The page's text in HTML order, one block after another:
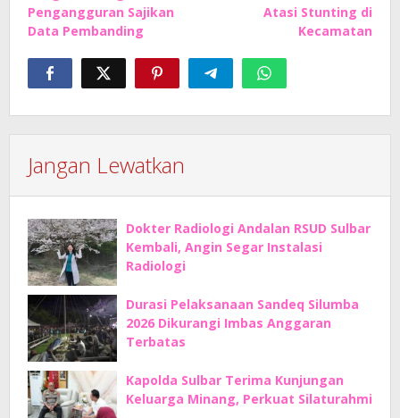
Pengangguran Sajikan
Data Pembanding
Atasi Stunting di
Kecamatan
Jangan Lewatkan
Dokter Radiologi Andalan RSUD Sulbar
Kembali, Angin Segar Instalasi
Radiologi
Durasi Pelaksanaan Sandeq Silumba
2026 Dikurangi Imbas Anggaran
Terbatas
Kapolda Sulbar Terima Kunjungan
Keluarga Minang, Perkuat Silaturahmi